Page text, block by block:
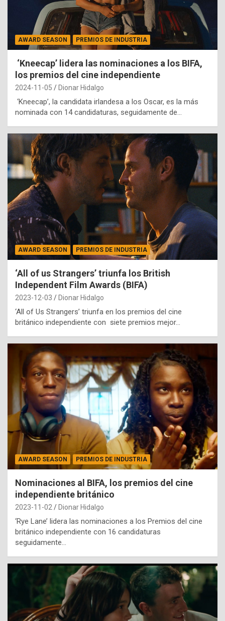
AWARD SEASON PREMIOS DE INDUSTRIA
‘Kneecap’ lidera las nominaciones a los BIFA,
los premios del cine independiente
2024-11-05 Dionar Hidalgo
‘Kneecap’, la candidata irlandesa a los Oscar, es la más
nominada con 14 candidaturas, seguidamente de…
AWARD SEASON PREMIOS DE INDUSTRIA
‘All of us Strangers’ triunfa los British
Independent Film Awards (BIFA)
2023-12-03 Dionar Hidalgo
‘All of Us Strangers’ triunfa en los premios del cine
británico independiente con siete premios mejor…
AWARD SEASON PREMIOS DE INDUSTRIA
Nominaciones al BIFA, los premios del cine
independiente británico
2023-11-02 Dionar Hidalgo
‘Rye Lane’ lidera las nominaciones a los Premios del cine
británico independiente con 16 candidaturas
seguidamente…